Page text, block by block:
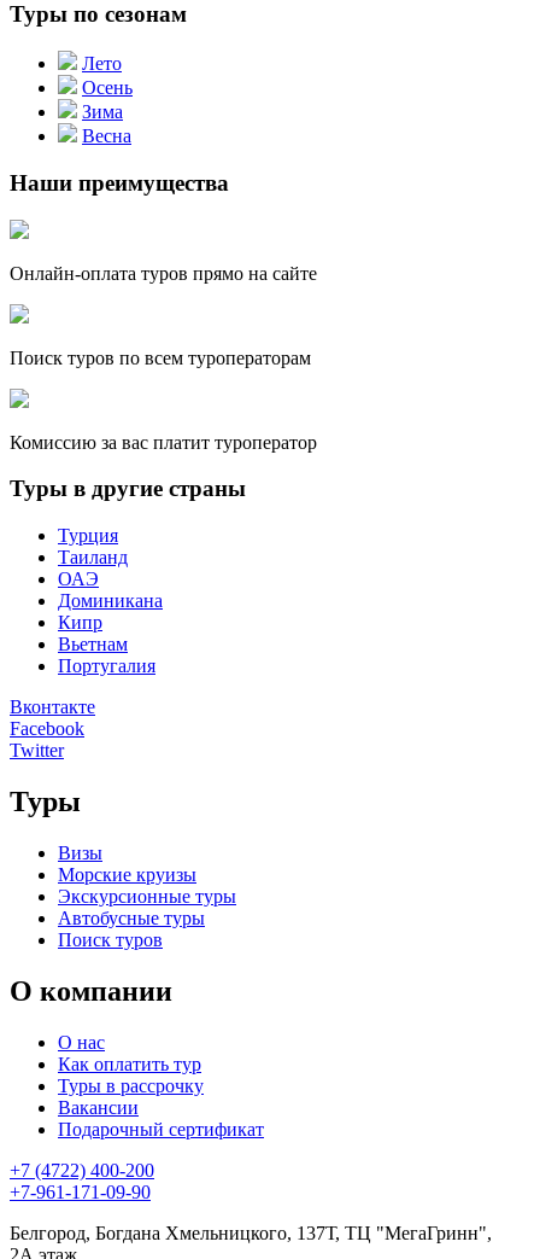
Туры по сезонам
Лето
Осень
Зима
Весна
Наши преимущества
Онлайн-оплата туров прямо на сайте
Поиск туров по всем туроператорам
Комиссию за вас платит туроператор
Туры в другие страны
Турция
Таиланд
ОАЭ
Доминикана
Кипр
Вьетнам
Португалия
Вконтакте
Facebook
Twitter
Туры
Визы
Морские круизы
Экскурсионные туры
Автобусные туры
Поиск туров
О компании
О нас
Как оплатить тур
Туры в рассрочку
Вакансии
Подарочный сертификат
+7 (4722) 400-200
+7-961-171-09-90
Белгород, Богдана Хмельницкого, 137Т, ТЦ "МегаГринн",
2А этаж